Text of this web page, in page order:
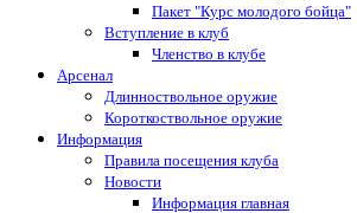
Пакет "Курс молодого бойца"
Вступление в клуб
Членство в клубе
Арсенал
Длинноствольное оружие
Короткоствольное оружие
Информация
Правила посещения клуба
Новости
Информация главная